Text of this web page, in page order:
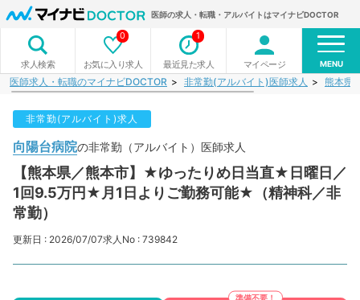
医師の求人・転職・アルバイトはマイナビDOCTOR
求人検索 お気に入り求人
0
最近見た求人
1
マイページ MENU
医師求人・転職のマイナビDOCTOR 非常勤(アルバイト)医師求人 熊本県
非常勤(アルバイト)求人
向陽台病院の非常勤（アルバイト）医師求人
【熊本県／熊本市】★ゆったりめ日当直★日曜日／
1回9.5万円★月1日よりご勤務可能★（精神科／非
常勤）
更新日 : 2026/07/07求人No : 739842